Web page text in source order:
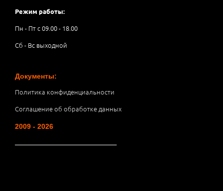
Режим работы:
Пн - Пт с 09.00 - 18.00
Сб - Вс выходной
Документы:
Политика конфиденциальности
Соглашение об обработке данных
2009 - 2026